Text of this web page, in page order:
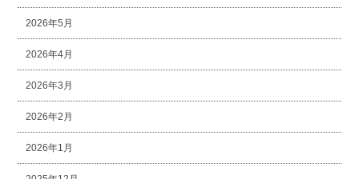
2026年5月
2026年4月
2026年3月
2026年2月
2026年1月